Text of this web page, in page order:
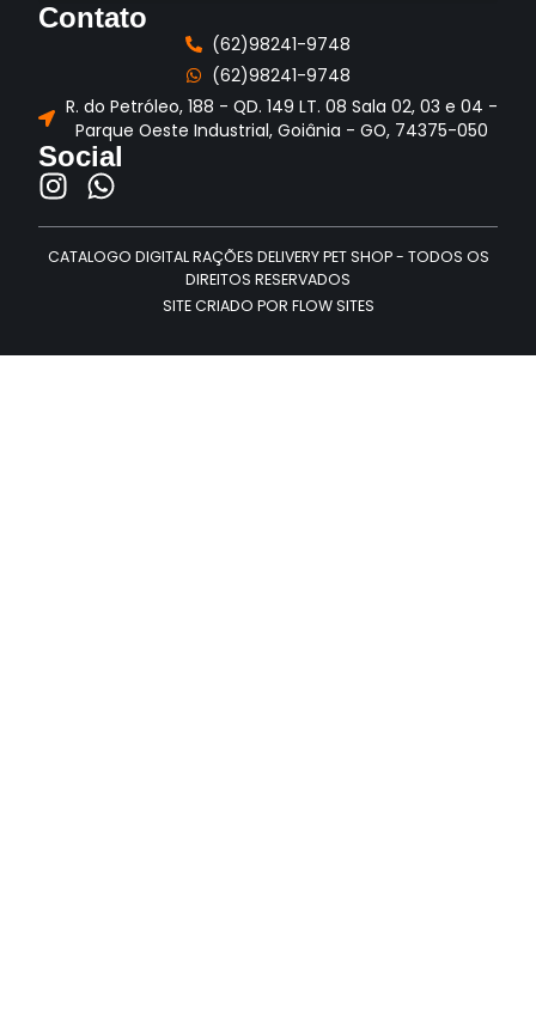
Contato
(62)98241-9748
(62)98241-9748
R. do Petróleo, 188 - QD. 149 LT. 08 Sala 02, 03 e 04 -
Parque Oeste Industrial, Goiânia - GO, 74375-050
Social
CATALOGO DIGITAL RAÇÕES DELIVERY PET SHOP - TODOS OS
DIREITOS RESERVADOS
SITE CRIADO POR FLOW SITES